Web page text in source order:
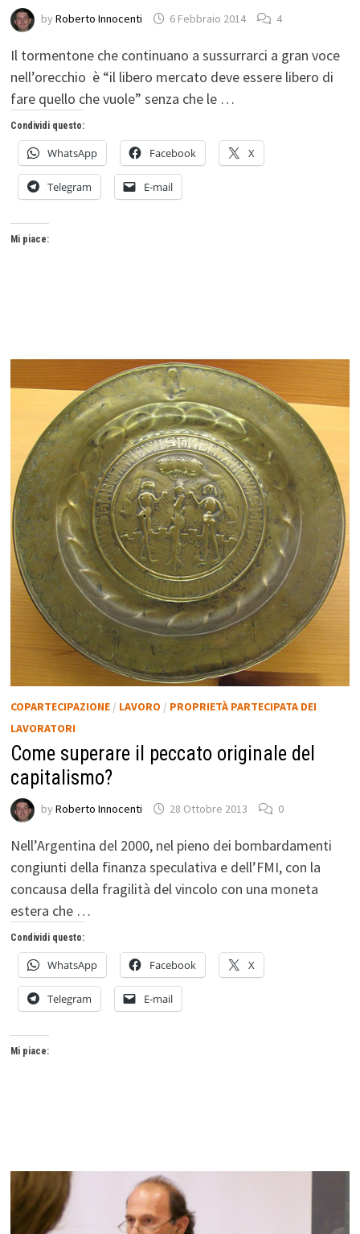
by Roberto Innocenti 6 Febbraio 2014 4
Il tormentone che continuano a sussurrarci a gran voce
nell’orecchio è “il libero mercato deve essere libero di
fare quello che vuole” senza che le …
Condividi questo:
WhatsApp Facebook X
Telegram E-mail
Mi piace:
COPARTECIPAZIONE/ LAVORO / PROPRIETÀ PARTECIPATA DEI
LAVORATORI
Come superare il peccato originale del
capitalismo?
by Roberto Innocenti 28 Ottobre 2013 0
Nell’Argentina del 2000, nel pieno dei bombardamenti
congiunti della finanza speculativa e dell’FMI, con la
concausa della fragilità del vincolo con una moneta
estera che …
Condividi questo:
WhatsApp Facebook X
Telegram E-mail
Mi piace: